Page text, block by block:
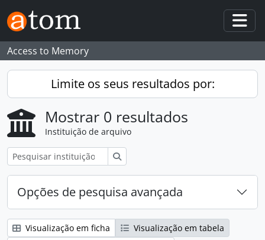
Skip to main content
Access to Memory
Limite os seus resultados por:
Mostrar 0 resultados
Instituição de arquivo
Opções de pesquisa avançada
Visualização em ficha
Visualização em tabela